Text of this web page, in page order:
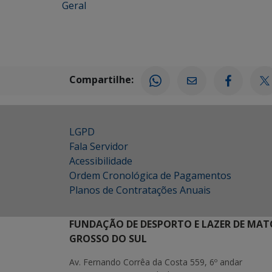
Geral
Compartilhe:
LGPD
Fala Servidor
Acessibilidade
Ordem Cronológica de Pagamentos
Planos de Contratações Anuais
FUNDAÇÃO DE DESPORTO E LAZER DE
GROSSO DO SUL
Av. Fernando Corrêa da Costa 559, 6º andar